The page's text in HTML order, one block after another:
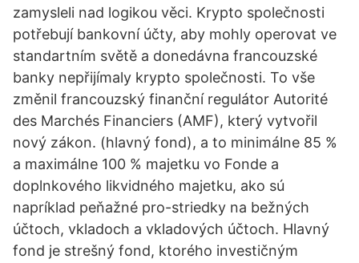
zamysleli nad logikou věci. Krypto společnosti
potřebují bankovní účty, aby mohly operovat ve
standartním světě a donedávna francouzské
banky nepřijímaly krypto společnosti. To vše
změnil francouzský finanční regulátor Autorité
des Marchés Financiers (AMF), který vytvořil
nový zákon. (hlavný fond), a to minimálne 85 %
a maximálne 100 % majetku vo Fonde a
doplnkového likvidného majetku, ako sú
napríklad peňažné pro-striedky na bežných
účtoch, vkladoch a vkladových účtoch. Hlavný
fond je strešný fond, ktorého investičným